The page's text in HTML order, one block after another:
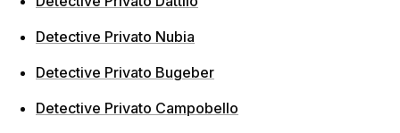
Detective Privato Nubia
Detective Privato Bugeber
Detective Privato Campobello